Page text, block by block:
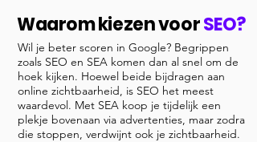
Waarom kiezen voorSEO?
Wil je beter scoren in Google? Begrippen
zoals SEO en SEA komen dan al snel om de
hoek kijken. Hoewel beide bijdragen aan
online zichtbaarheid, is SEO het meest
waardevol. Met SEA koop je tijdelijk een
plekje bovenaan via advertenties, maar zodra
die stoppen, verdwijnt ook je zichtbaarheid.